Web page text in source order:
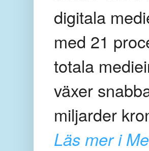
digitala
med 21
totala
växer
miljarder
Läs mer i